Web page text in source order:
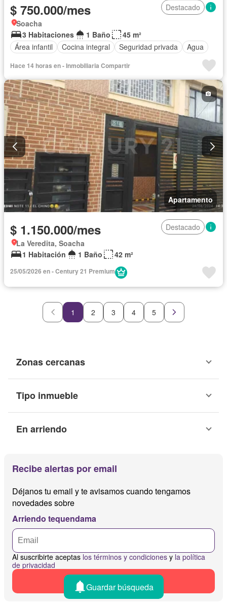
$ 750.000/mes
Destacado
Soacha
3 Habitaciones
1 Baño
45 m²
Área infantil
Cocina integral Seguridad privada Agua
Hace 14 horas en - Inmobiliaria Compartir
Apartamento
$ 1.150.000/mes
Destacado
La Veredita, Soacha
1 Habitación
1 Baño 42 m²
25/05/2026 en - Century 21 Premium
1 2 3 4 5
Zonas cercanas
Tipo inmueble
En arriendo
Recibe alertas por email
Déjanos tu email y te avisamos cuando tengamos
novedades sobre
Arriendo tequendama
Al suscribirte aceptas los términos y condiciones y la política
de privacidad
Guardar búsqueda